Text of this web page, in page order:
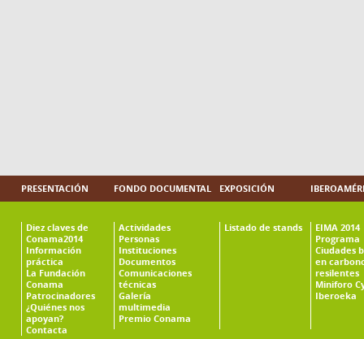
PRESENTACIÓN
Diez claves de
Conama2014
Información
práctica
La Fundación
Conama
Patrocinadores
¿Quiénes nos
apoyan?
Contacta
FONDO DOCUMENTAL
Actividades
Personas
Instituciones
Documentos
Comunicaciones
técnicas
Galería
multimedia
Premio Conama
EXPOSICIÓN
Listado de stands
EIMA 2014
Programa
Ciudades
en
resilentes
Miniforo
Iberoeka